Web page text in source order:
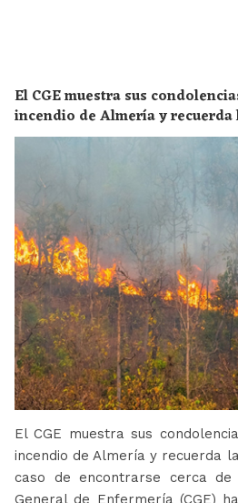
El CGE muestra sus
incendio de Almería y recuerda
el caso de encontrarse cerca
El CGE muestra sus
incendio de Almería y recuerda
caso de encontrarse cerca
General de Enfermería (CGE)